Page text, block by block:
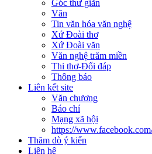
Góc thư giãn
Văn
Tin văn hóa văn nghệ
Xứ Đoài thơ
Xứ Đoài văn
Văn nghệ trăm miền
Thi thơ-Đối đáp
Thông báo
Liên kết site
Văn chương
Báo chí
Mạng xã hội
https://
Thăm dò ý kiến
Liên hệ